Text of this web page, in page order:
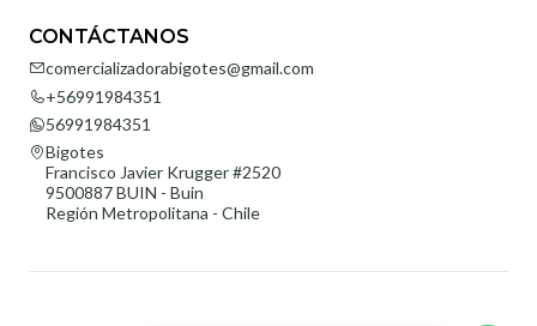
CONTÁCTANOS
comercializadorabigotes@gmail.com
+56991984351
56991984351
Bigotes
Francisco Javier Krugger #2520
9500887 BUIN - Buin
Región Metropolitana - Chile